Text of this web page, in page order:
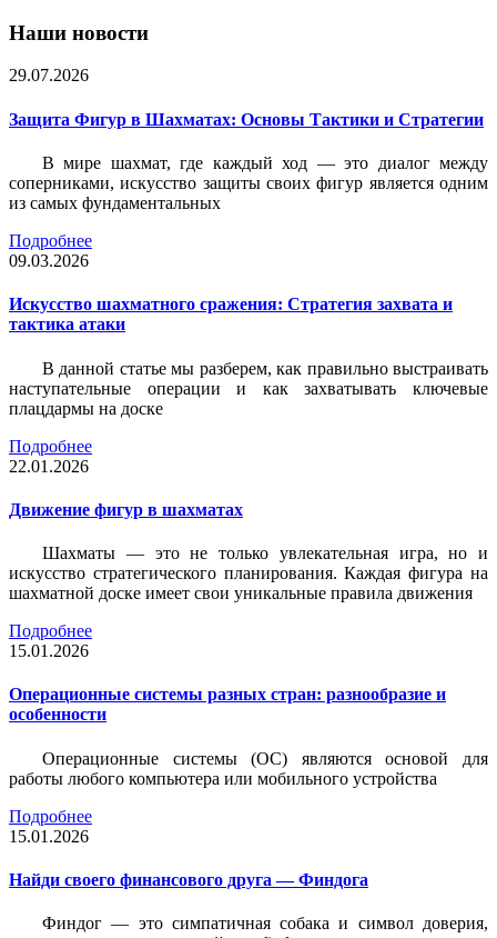
Наши новости
29.07.2026
Защита Фигур в Шахматах: Основы Тактики и Стратегии
В мире шахмат, где каждый ход — это диалог между
соперниками, искусство защиты своих фигур является одним
из самых фундаментальных
Подробнее
09.03.2026
Искусство шахматного сражения: Стратегия захвата и
тактика атаки
В данной статье мы разберем, как правильно выстраивать
наступательные операции и как захватывать ключевые
плацдармы на доске
Подробнее
22.01.2026
Движение фигур в шахматах
Шахматы — это не только увлекательная игра, но и
искусство стратегического планирования. Каждая фигура на
шахматной доске имеет свои уникальные правила движения
Подробнее
15.01.2026
Операционные системы разных стран: разнообразие и
особенности
Операционные системы (ОС) являются основой для
работы любого компьютера или мобильного устройства
Подробнее
15.01.2026
Найди своего финансового друга — Финдога
Финдог — это симпатичная собака и символ доверия,